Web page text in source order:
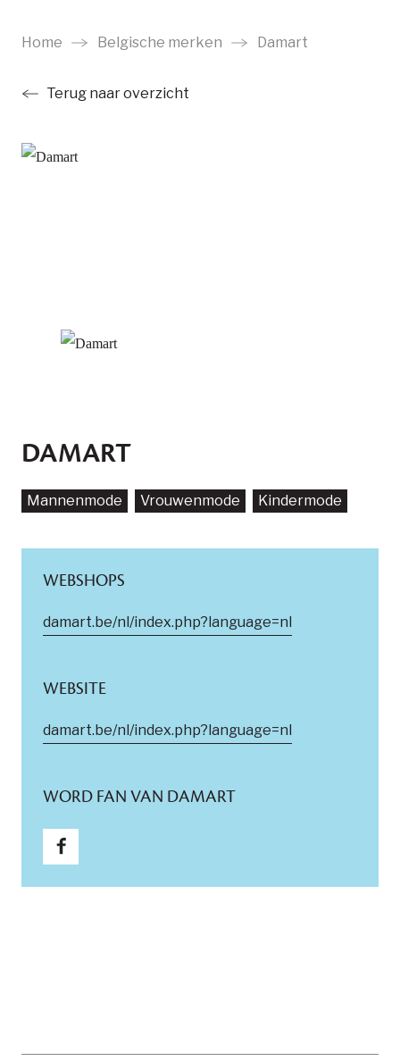
naar
contentTerug naar overzicht
Home Belgische merken Damart
DAMART
Mannenmode Vrouwenmode Kindermode
WEBSHOPS
damart.be/nl/index.php?language=nl
WEBSITE
damart.be/nl/index.php?language=nl
WORD FAN VAN DAMART